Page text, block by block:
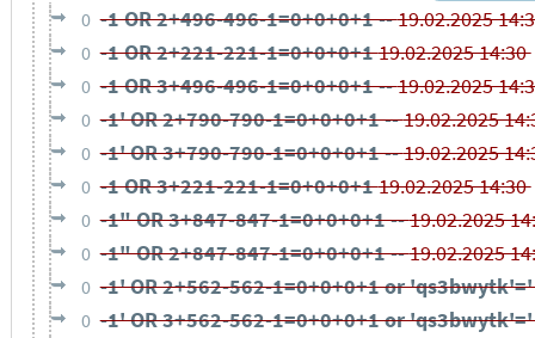
0 -1 OR 2+496-496-1=0+0+0+1 --19.02.2025
0 -1 OR 2+221-221-1=0+0+0+119.02.2025 14:30
0 -1 OR 3+496-496-1=0+0+0+1 --19.02.2025
0 -1' OR 2+790-790-1=0+0+0+1 --19.02.2025
0 -1' OR 3+790-790-1=0+0+0+1 --19.02.2025
0 -1 OR 3+221-221-1=0+0+0+119.02.2025 14:30
0 -1" OR 3+847-847-1=0+0+0+1 --19.02.2025
0 -1" OR 2+847-847-1=0+0+0+1 --19.02.2025
0 -1' OR 2+562-562-1=0+0+0+1 or
0 -1' OR 3+562-562-1=0+0+0+1 or